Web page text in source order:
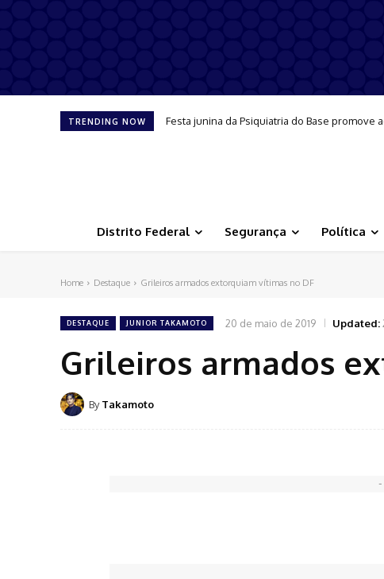
TRENDING NOW Festa junina da Psiquiatria do Base promove
Condenados por peculato, ex-distrital e
Distrito Federal Segurança Política
Home Destaque Grileiros armados extorquiam vítimas no DF
DESTAQUE JUNIOR TAKAMOTO 20 de maio de 2019 Updated:
Grileiros armados
By Takamoto
-